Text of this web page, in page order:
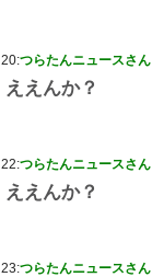
20:つらたんニュースさん
ええんか？
22:つらたんニュースさん
ええんか？
23:つらたんニュースさん